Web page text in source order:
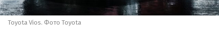
Toyota Vios. Фото Toyota